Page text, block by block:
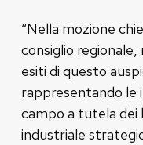
“Nella mozione
consiglio
esiti di questo
rappresentando le
campo a tutela dei
industriale